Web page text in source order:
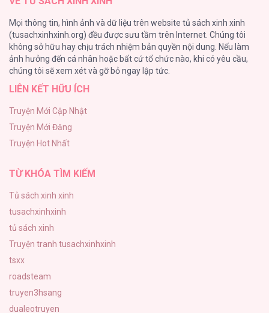
132
ONESHOT CHỊCH
118
Kiếp Này Ta Sẽ Trở Thành Gia Chủ
Mùa Xuân Hoa Nở
103
Mọi thông tin, hình ảnh và dữ liệu trên website tủ sách xinh xinh
(tusachxinhxinh.org) đều được sưu tầm trên Internet. Chúng tôi
không sở hữu hay chịu trách nhiệm bản quyền nội dung. Nếu làm
ảnh hưởng đến cá nhân hoặc bất cứ tổ chức nào, khi có yêu cầu,
chúng tôi sẽ xem xét và gỡ bỏ ngay lập tức.
LIÊN KẾT HỮU ÍCH
Truyện Mới Cập Nhật
Truyện Mới Đăng
Truyện Hot Nhất
TỪ KHÓA TÌM KIẾM
Tủ sách xinh xinh
tusachxinhxinh
tủ sách xinh
Truyện tranh tusachxinhxinh
tsxx
roadsteam
truyen3hsang
dualeotruyen